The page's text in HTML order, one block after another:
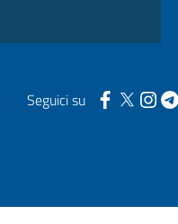
Seguici su